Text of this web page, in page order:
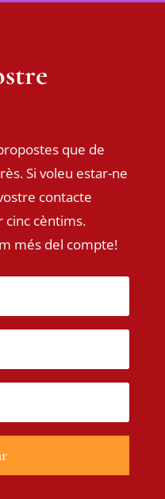
que de
Si voleu estar-ne
contacte
cinc cèntims.
més del compte!